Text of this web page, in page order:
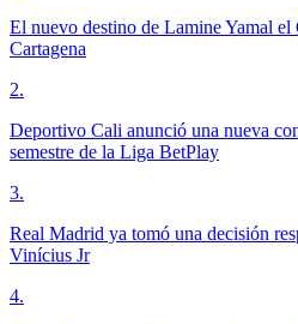
El nuevo destino de Lamine Yamal el
Cartagena
2.
Deportivo Cali anunció una nueva
semestre de la Liga BetPlay
3.
Real Madrid ya tomó una decisión
Vinícius Jr
4.